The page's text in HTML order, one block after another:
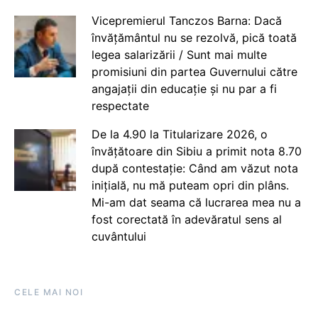
Vicepremierul Tanczos Barna: Dacă
învățământul nu se rezolvă, pică toată
legea salarizării / Sunt mai multe
promisiuni din partea Guvernului către
angajații din educație și nu par a fi
respectate
De la 4.90 la Titularizare 2026, o
învățătoare din Sibiu a primit nota 8.70
după contestație: Când am văzut nota
inițială, nu mă puteam opri din plâns.
Mi-am dat seama că lucrarea mea nu a
fost corectată în adevăratul sens al
cuvântului
CELE MAI NOI